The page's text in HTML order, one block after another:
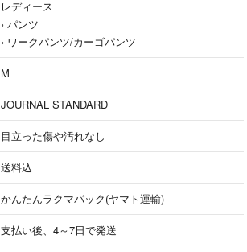
レディース
› パンツ
› ワークパンツ/カーゴパンツ
M
JOURNAL STANDARD
目立った傷や汚れなし
送料込
かんたんラクマパック(ヤマト運輸)
支払い後、4～7日で発送